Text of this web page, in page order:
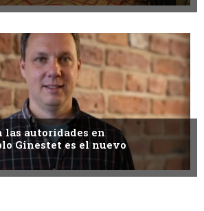
las autoridades en
Ginestet es el nuevo